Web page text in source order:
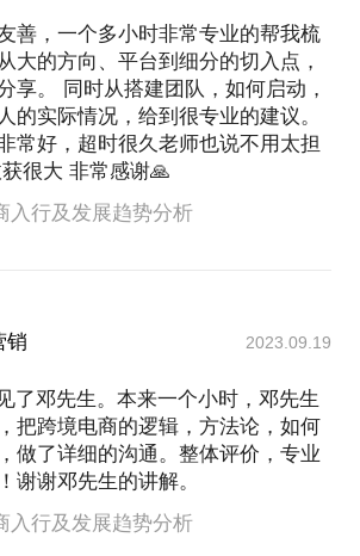
善，一个多小时非常专业的帮我梳
大的方向、平台到细分的切入点，
享。 同时从搭建团队，如何启动，
的实际情况，给到很专业的建议。
常好，超时很久老师也说不用太担
很大 非常感谢🙏
入行及发展趋势分析
销 2023.09.19
了邓先生。本来一个小时，邓先生
把跨境电商的逻辑，方法论，如何
做了详细的沟通。整体评价，专业
谢谢邓先生的讲解。
入行及发展趋势分析